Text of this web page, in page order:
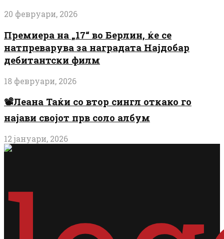
20 февруари, 2026
Премиера на „17“ во Берлин, ќе се
натпреварува за наградата Најдобар
дебитантски филм
18 февруари, 2026
📽️Леана Таќи со втор сингл откако го
најави својот прв соло албум
12 јануари, 2026